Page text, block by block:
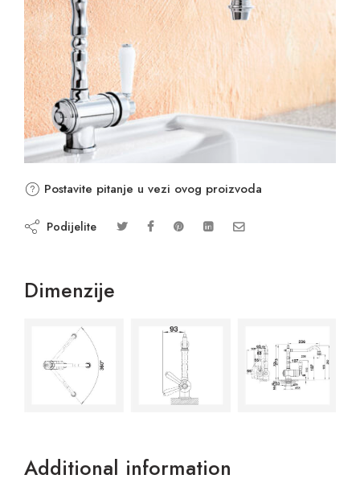
Postavite pitanje u vezi ovog proizvoda
Podijelite
Dimenzije
Additional information